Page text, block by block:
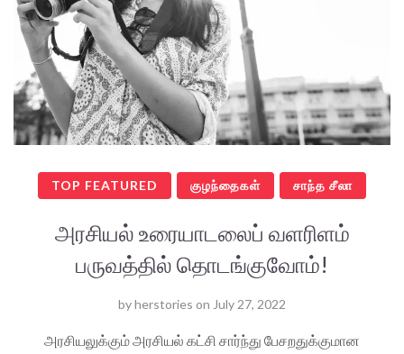
TOP FEATURED குழந்தைகள் சாந்த சீலா
அரசியல் உரையாடலைப் வளரிளம்
பருவத்தில் தொடங்குவோம்!
byherstories on July 27, 2022
அரசியலுக்கும் அரசியல் கட்சி சார்ந்து பேசறதுக்குமான